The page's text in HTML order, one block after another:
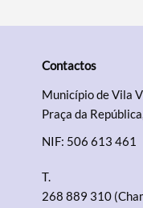
Contactos
Município de Vila
Praça da
NIF: 506 613 461
T.
268 889 310